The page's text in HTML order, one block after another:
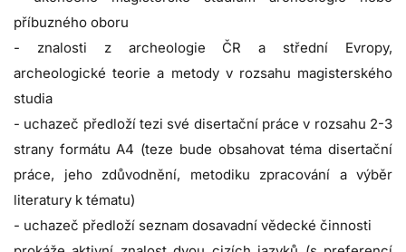
příbuzného oboru
- znalosti z archeologie ČR a střední Evropy,
archeologické teorie a metody v rozsahu magisterského
studia
- uchazeč předloží tezi své disertační práce v rozsahu 2-3
strany formátu A4 (teze bude obsahovat téma disertační
práce, jeho zdůvodnění, metodiku zpracování a výběr
literatury k tématu)
- uchazeč předloží seznam dosavadní vědecké činnosti